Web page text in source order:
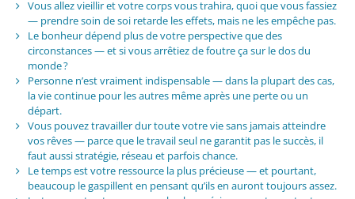
Vous allez vieillir et votre corps vous trahira, quoi que vous fassiez
— prendre soin de soi retarde les effets, mais ne les empêche pas.
Le bonheur dépend plus de votre perspective que des
circonstances — et si vous arrêtiez de foutre ça sur le dos du
monde ?
Personne n’est vraiment indispensable — dans la plupart des cas,
la vie continue pour les autres même après une perte ou un
départ.
Vous pouvez travailler dur toute votre vie sans jamais atteindre
vos rêves — parce que le travail seul ne garantit pas le succès, il
faut aussi stratégie, réseau et parfois chance.
Le temps est votre ressource la plus précieuse — et pourtant,
beaucoup le gaspillent en pensant qu’ils en auront toujours assez.